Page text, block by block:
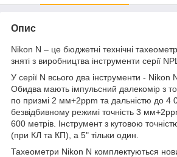
Опис
Nikon N – це бюджетні технічні
зняті з виробництва інструменти серії
У серії N всього два інструменти - Nikon
Обидва мають імпульсний далекомір з
по призмі 2 мм+2ppm та дальністю до 4
безвідбивному режимі точність 3
600 метрів. Інструмент з кутовою
(при КЛ та КП), а 5" тільки один.
Тахеометри Nikon N комплектуються